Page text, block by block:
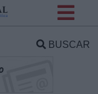
BUSCAR